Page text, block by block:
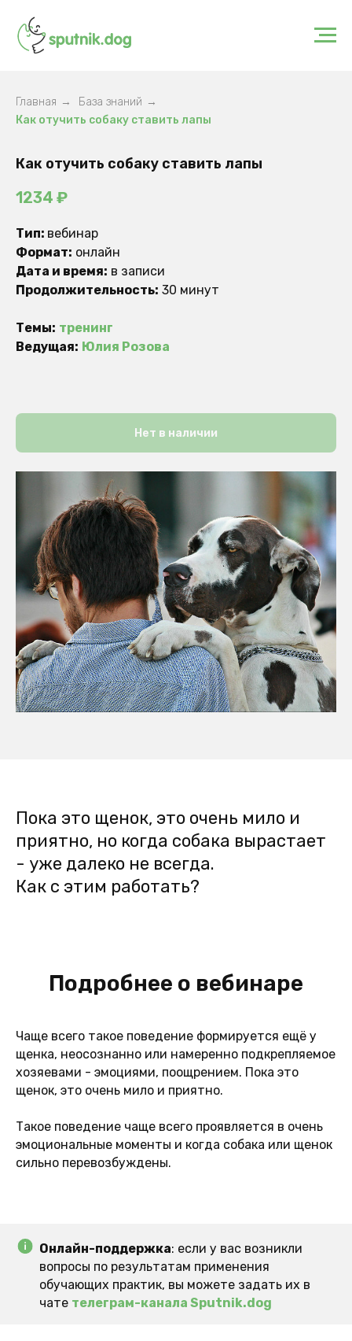
Главная → База знаний →
Как отучить собаку ставить лапы
Как отучить собаку ставить лапы
1234 ₽
Тип: вебинар
Формат: онлайн
Дата и время: в записи
Продолжительность: 30 минут
Темы: тренинг
Ведущая: Юлия Розова
Нет в наличии
Пока это щенок, это очень мило и
приятно, но когда собака вырастает
- уже далеко не всегда.
Как с этим работать?
Подробнее о вебинаре
Чаще всего такое поведение формируется ещё у
щенка, неосознанно или намеренно подкрепляемое
хозяевами - эмоциями, поощрением. Пока это
щенок, это очень мило и приятно.
Такое поведение чаще всего проявляется в очень
эмоциональные моменты и когда собака или щенок
сильно перевозбуждены.
Онлайн-поддержка: если у вас возникли
вопросы по результатам применения
обучающих практик, вы можете задать их в
чате телеграм-канала Sputnik.dog